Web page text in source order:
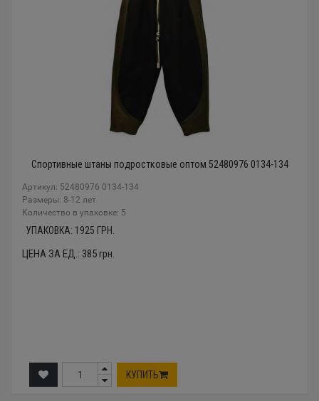
Спортивные штаны подростковые оптом 52480976 0134-134
Артикул: 52480976 0134-134
Размеры: 8-12 лет
Количество в упаковке: 5
УПАКОВКА: 1925 ГРН.
ЦЕНА ЗА ЕД.: 385грн.
КУПИТЬ